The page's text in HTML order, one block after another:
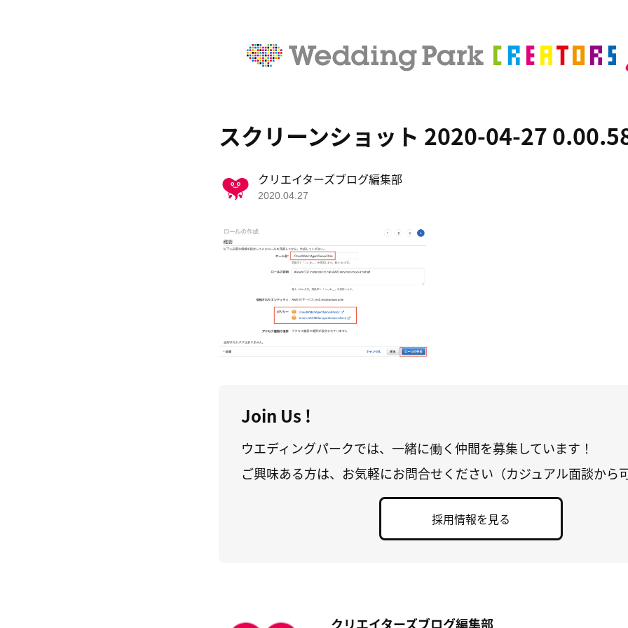
スクリーンショット 2020-04-27
クリエイターズブログ編集部
2020.04.27
Join Us !
ウエディングパークでは、一緒に働く仲間を募集しています！
ご興味ある方は、お気軽にお問合せください（カジュアル面談から
採用情報を見る
クリエイターズブログ編集部